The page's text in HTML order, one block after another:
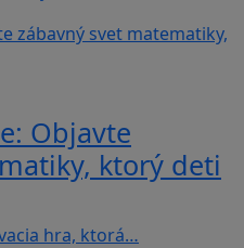
Objavte
ktorý deti
hra, ktorá…